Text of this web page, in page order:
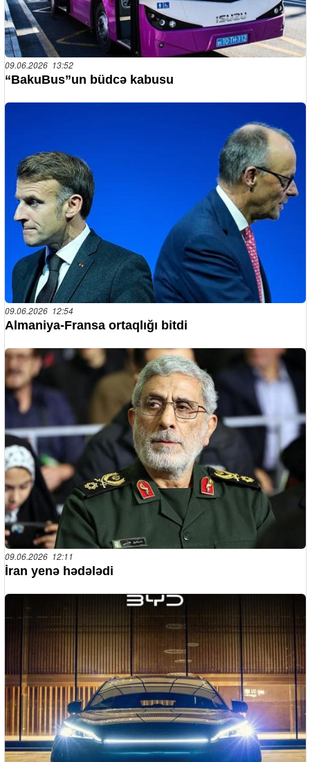
09.06.2026 13:52
“BakuBus”un büdcə kabusu
09.06.2026 12:54
Almaniya-Fransa ortaqlığı bitdi
09.06.2026 12:11
İran yenə hədələdi